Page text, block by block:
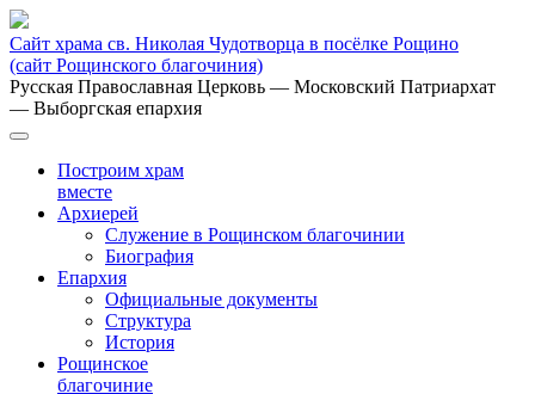
Сайт храма св. Николая Чудотворца в посёлке Рощино
(сайт Рощинского благочиния)
Русская Православная Церковь — Московский Патриархат
— Выборгская епархия
Построим храм
вместе
Архиерей
Служение в Рощинском благочинии
Биография
Епархия
Официальные документы
Структура
История
Рощинское
благочиние